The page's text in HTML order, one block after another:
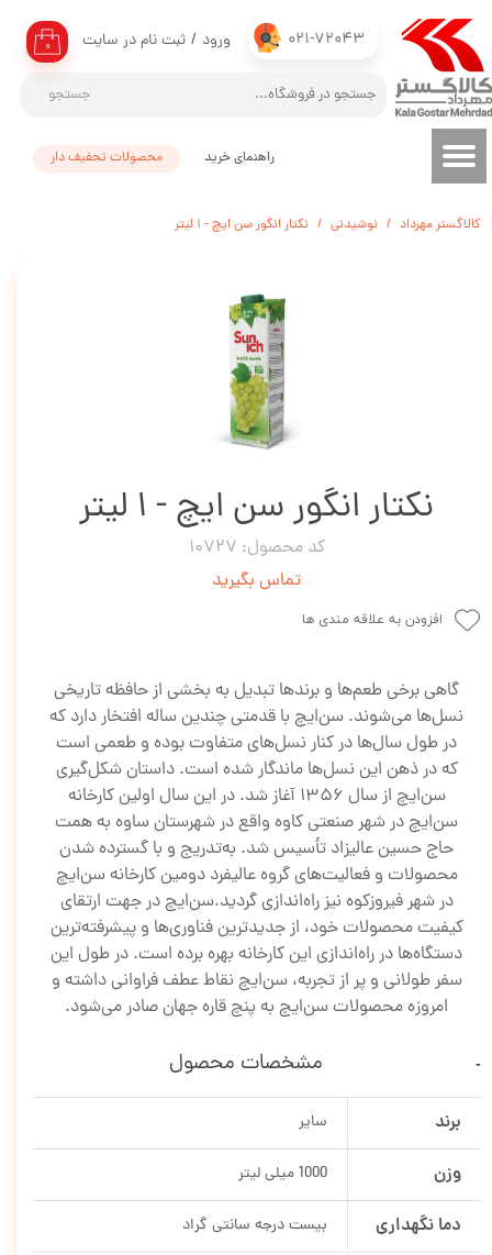
021-72043
جستجو
۰ ورود / ثبت نام در سایت
حساب کاربری من
تغییر گذر واژه
سفارشات
محصولات تحفیف دار راهنمای خرید
کالاگستر مهرداد نوشیدنی نکتار انگور سن ایچ - 1 لیتر
نکتار انگور سن ایچ - 1 لیتر
کد محصول: 10727
تماس بگیرید
افزودن به علاقه مندی ها
گاهی برخی طعم‌ها و برندها تبدیل به بخشی از حافظه تاریخی
نسل‌ها می‌شوند. سن‌ایچ با قدمتی چندین‌ ساله افتخار دارد که
در طول سال‌ها در کنار نسل‌های متفاوت بوده و طعمی است
که در ذهن این نسل‌ها ماندگار شده است. داستان شکل‌گیری
سن‌ایچ از سال 1356 آغاز شد. در این سال اولین کارخانه
سن‌ایچ در شهر صنعتی کاوه واقع در شهرستان ساوه به همت
حاج حسین عالیزاد تأسیس شد. به‌تدریج و با گسترده شدن
محصولات و فعالیت‌های گروه عالیفرد دومین کارخانه سن‌ایچ
در شهر فیروزکوه نیز راه‌اندازی گردید.سن‌ایچ در جهت ارتقای
کیفیت محصولات خود، از جدیدترین فناوری‌ها و پیشرفته‌ترین
دستگاه‌ها در راه‌اندازی این کارخانه بهره برده است. در طول این
سفر طولانی و پر از تجربه، سن‌ایچ نقاط عطف فراوانی داشته و
امروزه محصولات سن‌ایچ به پنچ قاره جهان صادر می‌شود.
مشخصات محصول
برند سایر
وزن 1000 میلی لیتر
دما نگهداری بیست درجه سانتی گراد